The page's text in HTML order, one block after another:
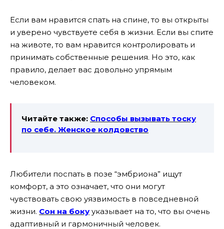
Если вам нравится спать на спине, то вы открыты
и уверено чувствуете себя в жизни. Если вы спите
на животе, то вам нравится контролировать и
принимать собственные решения. Но это, как
правило, делает вас довольно упрямым
человеком.
Читайте также: Способы вызывать тоску
по себе. Женское колдовство
Любители поспать в позе “эмбриона” ищут
комфорт, а это означает, что они могут
чувствовать свою уязвимость в повседневной
жизни. Cон на боку указывает на то, что вы очень
адаптивный и гармоничный человек.